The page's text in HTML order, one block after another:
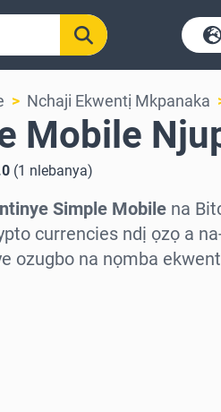
Nchaji Ekwentị Mkpanaka
Mobile
(1 nlebanya)
ntinye Simple Mobile na
currencies ndị ọzọ a
ozugbo na nọmba